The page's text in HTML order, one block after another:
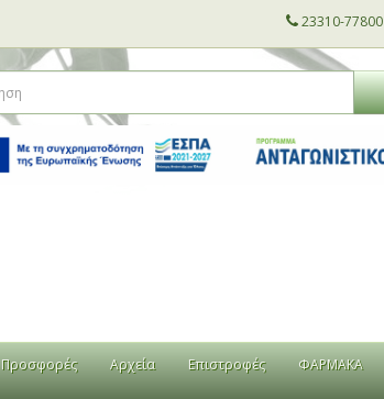
23310-77800
Προσφορές Αρχεία Επιστροφές ΦΑΡΜΑΚΑ